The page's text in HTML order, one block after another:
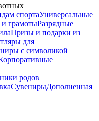
спортаУниверсальные
грамотыРазрядные
Призы и подарки из
для
с символикой
родов
СувенирыДополненная